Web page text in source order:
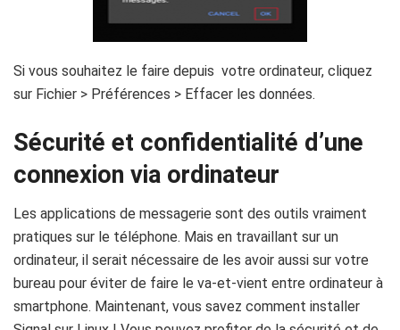
Si vous souhaitez le faire depuis votre ordinateur, cliquez
sur Fichier > Préférences > Effacer les données.
Sécurité et confidentialité d’une
connexion via ordinateur
Les applications de messagerie sont des outils vraiment
pratiques sur le téléphone. Mais en travaillant sur un
ordinateur, il serait nécessaire de les avoir aussi sur votre
bureau pour éviter de faire le va-et-vient entre ordinateur à
smartphone. Maintenant, vous savez comment installer